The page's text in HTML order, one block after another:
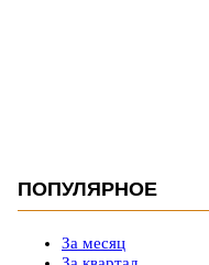
ПОПУЛЯРНОЕ
За месяц